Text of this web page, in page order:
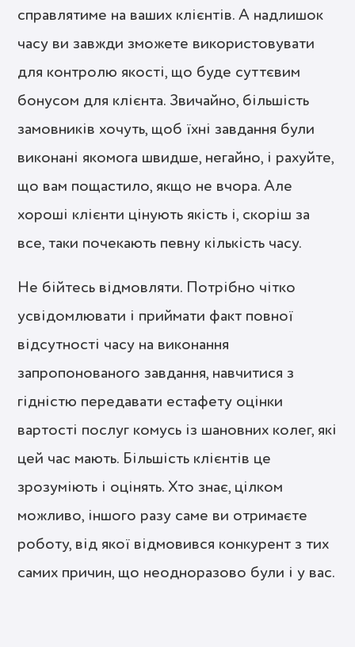
справлятиме на ваших клієнтів. А надлишок
часу ви завжди зможете використовувати
для контролю якості, що буде суттєвим
бонусом для клієнта. Звичайно, більшість
замовників хочуть, щоб їхні завдання були
виконані якомога швидше, негайно, і рахуйте,
що вам пощастило, якщо не вчора. Але
хороші клієнти цінують якість і, скоріш за
все, таки почекають певну кількість часу.
Не бійтесь відмовляти. Потрібно чітко
усвідомлювати і приймати факт повної
відсутності часу на виконання
запропонованого завдання, навчитися з
гідністю передавати естафету оцінки
вартості послуг комусь із шановних колег, які
цей час мають. Більшість клієнтів це
зрозуміють і оцінять. Хто знає, цілком
можливо, іншого разу саме ви отримаєте
роботу, від якої відмовився конкурент з тих
самих причин, що неодноразово були і у вас.